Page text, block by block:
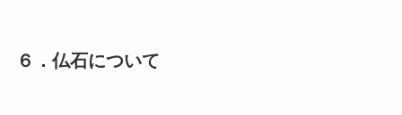
６．仏石について